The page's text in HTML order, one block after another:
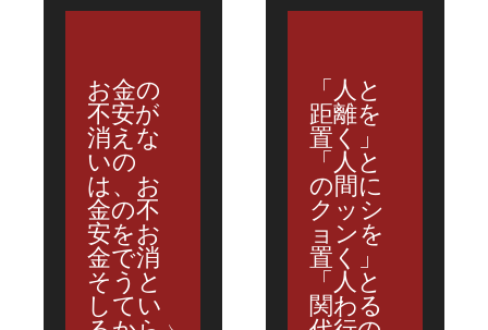
お金の
不安が
消えな
いの
は、お
金の不
安をお
金で消
そうと
してい
「人と
距離を
置く」
「人と
の間に
クッシ
ョンを
置く」
「人と
関わる